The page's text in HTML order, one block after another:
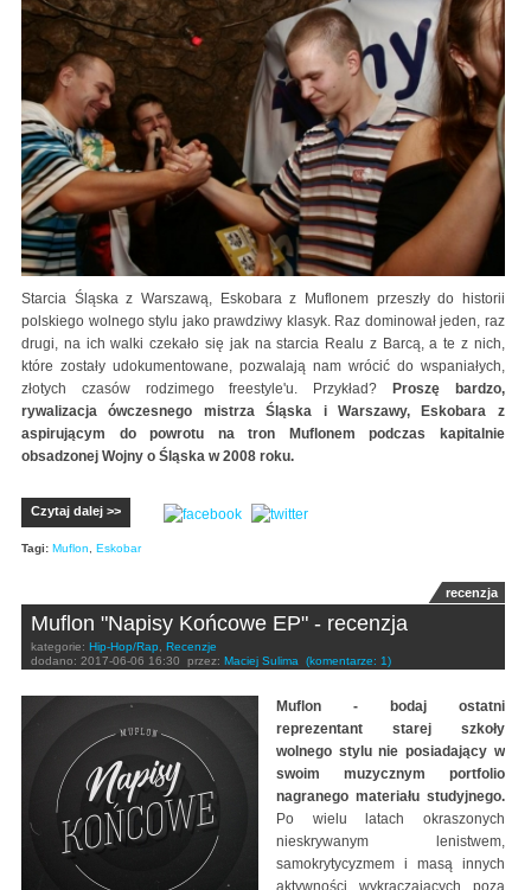
Starcia Śląska z Warszawą, Eskobara z Muflonem przeszły do historii
polskiego wolnego stylu jako prawdziwy klasyk. Raz dominował jeden, raz
drugi, na ich walki czekało się jak na starcia Realu z Barcą, a te z nich,
które zostały udokumentowane, pozwalają nam wrócić do wspaniałych,
złotych czasów rodzimego freestyle'u. Przykład? Proszę bardzo,
rywalizacja ówczesnego mistrza Śląska i Warszawy, Eskobara z
aspirującym do powrotu na tron Muflonem podczas kapitalnie
obsadzonej Wojny o Śląska w 2008 roku.
Czytaj dalej >>
Tagi: Muflon, Eskobar
recenzja
Muflon "Napisy Końcowe EP" - recenzja
kategorie: Hip-Hop/Rap, Recenzje
dodano: 2017-06-06 16:30 przez: Maciej Sulima (komentarze: 1)
Muflon - bodaj ostatni
reprezentant starej szkoły
wolnego stylu nie posiadający w
swoim muzycznym portfolio
nagranego materiału studyjnego.
Po wielu latach okraszonych
nieskrywanym lenistwem,
samokrytycyzmem i masą innych